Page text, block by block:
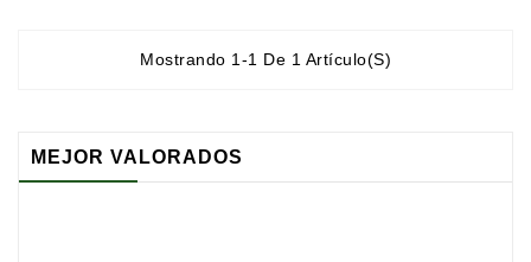
Merchandising
Parascolaire
Mostrando 1-1 De 1 Artículo(s)
MEJOR VALORADOS